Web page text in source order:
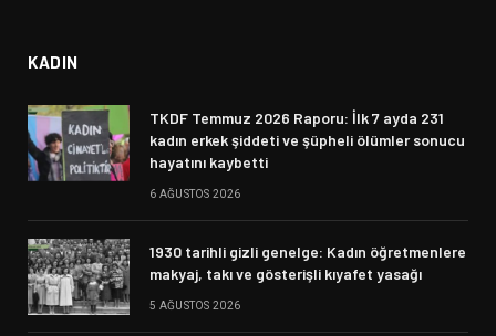
KADIN
TKDF Temmuz 2026 Raporu: İlk 7 ayda 231
kadın erkek şiddeti ve şüpheli ölümler sonucu
hayatını kaybetti
6 AĞUSTOS 2026
1930 tarihli gizli genelge: Kadın öğretmenlere
makyaj, takı ve gösterişli kıyafet yasağı
5 AĞUSTOS 2026